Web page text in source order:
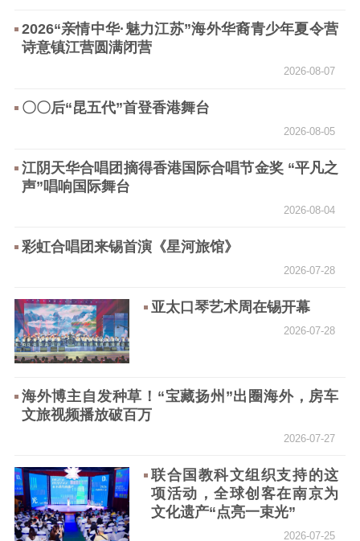
社科强省 工作通知
成果集萃
江苏文脉
新闻发布
文化交流
体制改革
精神文明
文明创建
社会宣传
红色资源保护利
用
2026“亲情中华·魅力江苏”海外华裔青少年夏令营
诗意镇江营圆满闭营
2026-08-07
〇〇后“昆五代”首登香港舞台
2026-08-05
江阴天华合唱团摘得香港国际合唱节金奖 “平凡之
声”唱响国际舞台
2026-08-04
彩虹合唱团来锡首演《星河旅馆》
2026-07-28
亚太口琴艺术周在锡开幕
2026-07-28
海外博主自发种草！“宝藏扬州”出圈海外，房车
文旅视频播放破百万
2026-07-27
联合国教科文组织支持的这
项活动，全球创客在南京为
文化遗产“点亮一束光”
2026-07-25